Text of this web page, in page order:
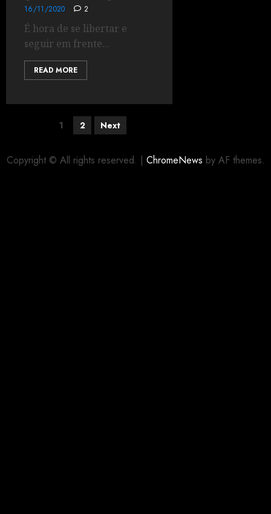
16/11/2020
2
É hora de se libertar e
seguir em frente...
READ MORE
1 2 Next
Copyright © All rights reserved. | ChromeNews by AF themes.